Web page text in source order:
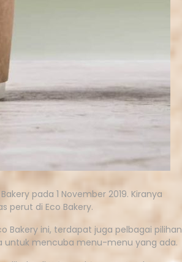
pada 1 November 2019. Kiranya
perut di Eco Bakery.
Bakery ini, terdapat juga pelbagai pilihan
untuk mencuba menu-menu yang ada.